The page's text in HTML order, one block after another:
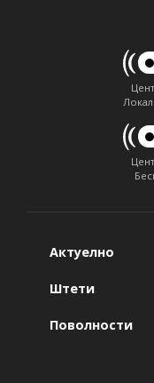
Актуелно
Штети
Поволности